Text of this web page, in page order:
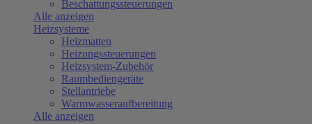
Beschattungssteuerungen
Alle anzeigen
Heizsysteme
Heizmatten
Heizungssteuerungen
Heizsystem-Zubehör
Raumbediengeräte
Stellantriebe
Warmwasseraufbereitung
Alle anzeigen